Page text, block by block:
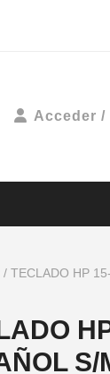
Acceder /
/ TECLADO HP
S/